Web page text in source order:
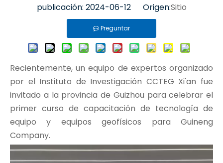
publicación: 2024-06-12 Origen:Sitio
Preguntar
Recientemente, un equipo de expertos organizado
por el Instituto de Investigación CCTEG Xi'an fue
invitado a la provincia de Guizhou para celebrar el
primer curso de capacitación de tecnología de
equipo y equipos geofísicos para Guineng
Company.